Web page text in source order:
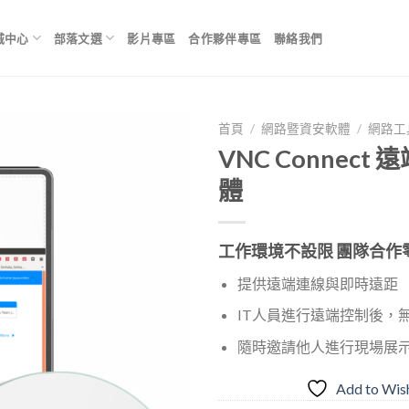
中心 部落文選 影片專區 合作夥伴專區 聯絡我們
首頁 / 網路暨資安軟體 / 網路工
VNC Connect 遠
體
工作環境不設限 團隊合作
提供遠端連線與即時遠距
IT人員進行遠端控制後，
隨時邀請他人進行現場展
Add to